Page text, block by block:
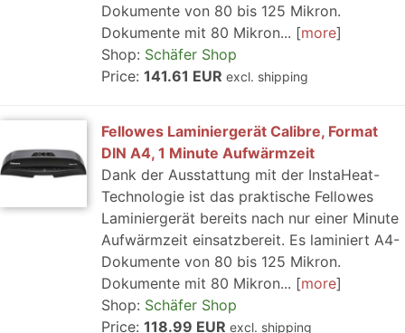
Dokumente von 80 bis 125 Mikron.
Dokumente mit 80 Mikron...
more
Shop: Schäfer Shop
Price: 141.61 EUR excl. shipping
Fellowes Laminiergerät Calibre, Format
DIN A4, 1 Minute Aufwärmzeit
Dank der Ausstattung mit der InstaHeat-
Technologie ist das praktische Fellowes
Laminiergerät bereits nach nur einer Minute
Aufwärmzeit einsatzbereit. Es laminiert A4-
Dokumente von 80 bis 125 Mikron.
Dokumente mit 80 Mikron...
more
Shop: Schäfer Shop
Price: 118.99 EUR excl. shipping